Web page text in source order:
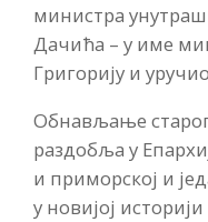
министра
Дачића – у име
Григорију и
Обнављање
раздобља у
и приморској и
у новијој